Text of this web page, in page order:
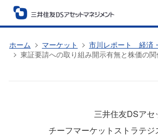
ホーム マーケット
市川レポート 経済
東証要請への取り組み開示有無と株価の
三井住友DSアセ
チーフマーケットストラテ